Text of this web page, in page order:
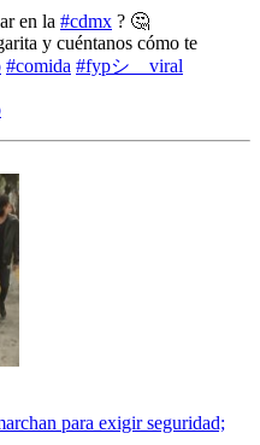
en la #cdmx ? 🤔
y cuéntanos cómo te
#comida #fypシ゚viral
para exigir seguridad;